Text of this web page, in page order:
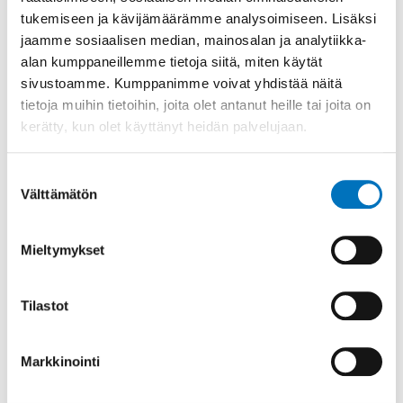
tukemiseen ja kävijämäärämme analysoimiseen. Lisäksi
jaamme sosiaalisen median, mainosalan ja analytiikka-
alan kumppaneillemme tietoja siitä, miten käytät
sivustoamme. Kumppanimme voivat yhdistää näitä
tietoja muihin tietoihin, joita olet antanut heille tai joita on
kerätty, kun olet käyttänyt heidän palvelujaan.
valinta
Välttämätön
Mieltymykset
Tilastot
Markkinointi
Pyörätuolikoripallo innostaa
Kemissä
Järjestöasiantuntija Liisa Pitzén tapasi